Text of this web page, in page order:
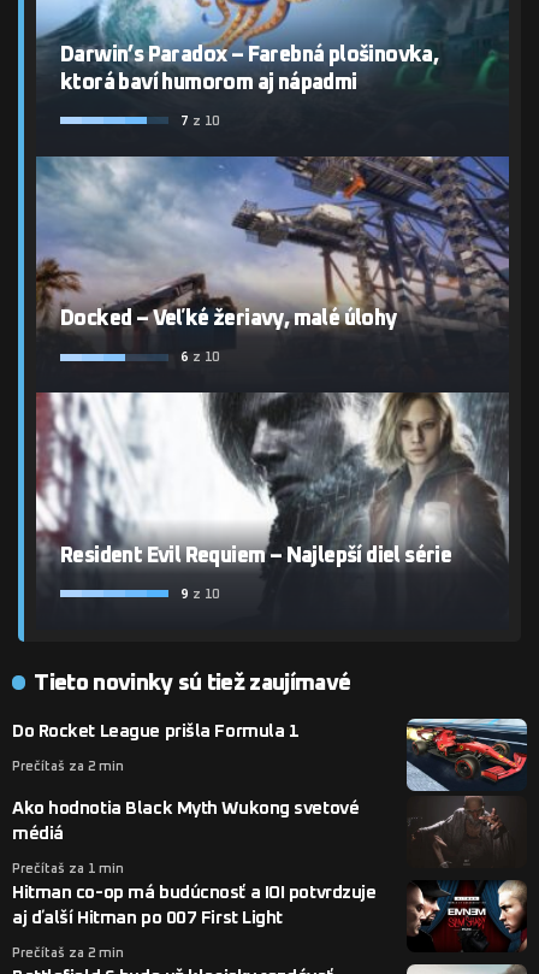
Darwin’s Paradox – Farebná plošinovka,
ktorá baví humorom aj nápadmi
7 z 10
Docked – Veľké žeriavy, malé úlohy
6 z 10
Resident Evil Requiem – Najlepší diel série
9 z 10
Tieto novinky sú tiež zaujímavé
Do Rocket League prišla Formula 1
Prečítaš za 2 min
Ako hodnotia Black Myth Wukong svetové
médiá
Prečítaš za 1 min
Hitman co-op má budúcnosť a IOI potvrdzuje
aj ďalší Hitman po 007 First Light
Prečítaš za 2 min